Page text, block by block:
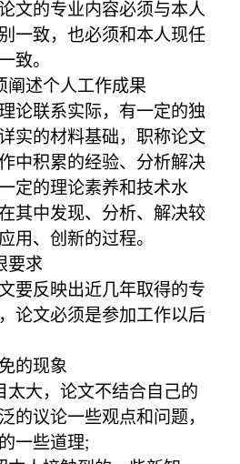
文的专业内容必须与本人
一致，也必须和本人现任
致。
阐述个人工作成果
论联系实际，有一定的独
实的材料基础，职称论文
中积累的经验、分析解决
定的理论素养和技术水
其中发现、分析、解决较
用、创新的过程。
要求
要反映出近几年取得的专
论文必须是参加工作以后
的现象
太大，论文不结合自己的
的议论一些观点和问题，
一些道理;